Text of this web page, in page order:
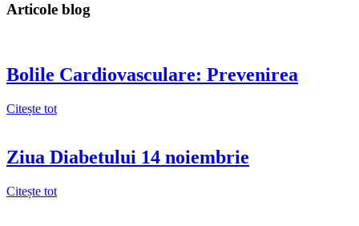
Articole blog
Bolile Cardiovasculare: Prevenirea
Citește tot
Ziua Diabetului 14 noiembrie
Citește tot